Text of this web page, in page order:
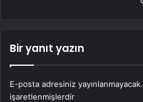
Bir yanıt yazın
E-posta adresiniz yayınlanmayacak.
işaretlenmişlerdir